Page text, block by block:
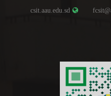
csit.aau.edu.sd